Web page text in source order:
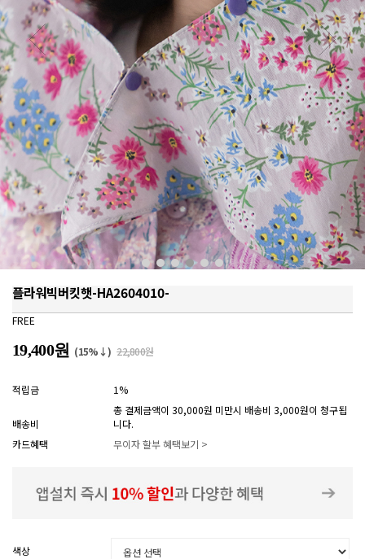
플라워빅버킷햇-HA2604010-
FREE
19,400원 (15%↓) 22,800원
적립금 1%
배송비
총 결제금액이 30,000원 미만시 배송비 3,000원이 청구됩
니다.
카드혜택
무이자 할부 혜택보기 >
색상